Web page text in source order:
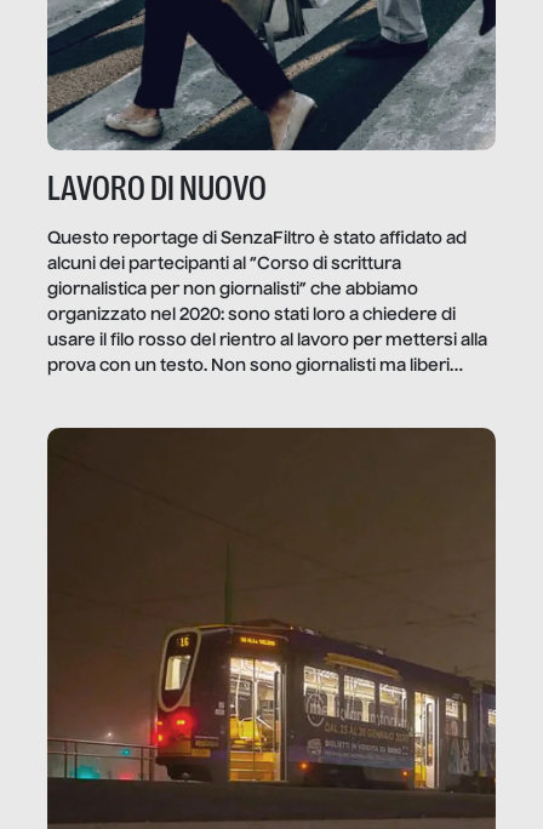
LAVORO DI NUOVO
Questo reportage di SenzaFiltro è stato affidato ad
alcuni dei partecipanti al “Corso di scrittura
giornalistica per non giornalisti” che abbiamo
organizzato nel 2020: sono stati loro a chiedere di
usare il filo rosso del rientro al lavoro per mettersi alla
prova con un testo. Non sono giornalisti ma liberi